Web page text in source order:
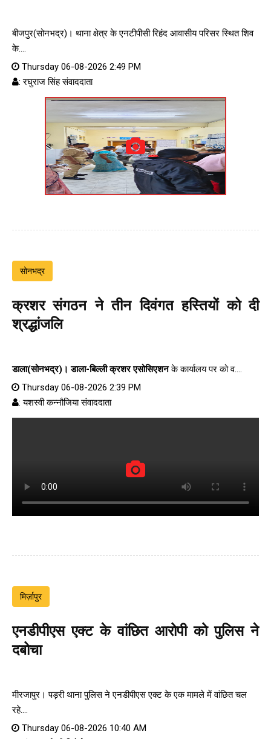
बीजपुर(सोनभद्र)। थाना क्षेत्र के एनटीपीसी रिहंद आवासीय परिसर स्थित शिव
के....
Thursday 06-08-2026 2:49 PM
: रघुराज सिंह संवाददाता
सोनभद्र
क्रशर संगठन ने तीन दिवंगत हस्तियों को दी
श्रद्धांजलि
डाला(सोनभद्र)। डाला-बिल्ली क्रशर एसोसिएशनके कार्यालय पर को व....
Thursday 06-08-2026 2:39 PM
: यशस्वी कन्नौजिया संवाददाता
मिर्ज़ापुर
एनडीपीएस एक्ट के वांछित आरोपी को पुलिस ने
दबोचा
मीरजापुर। पड़री थाना पुलिस ने एनडीपीएस एक्ट के एक मामले में वांछित चल
रहे....
Thursday 06-08-2026 10:40 AM